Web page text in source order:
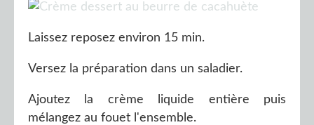
Laissez reposez environ 15 min.
Versez la préparation dans un saladier.
Ajoutez la crème liquide entière puis
mélangez au fouet l'ensemble.